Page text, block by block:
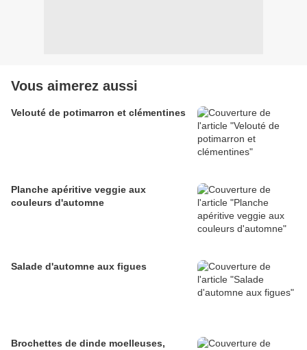
Vous aimerez aussi
Velouté de potimarron et clémentines
Planche apéritive veggie aux
couleurs d'automne
Salade d'automne aux figues
Brochettes de dinde moelleuses,